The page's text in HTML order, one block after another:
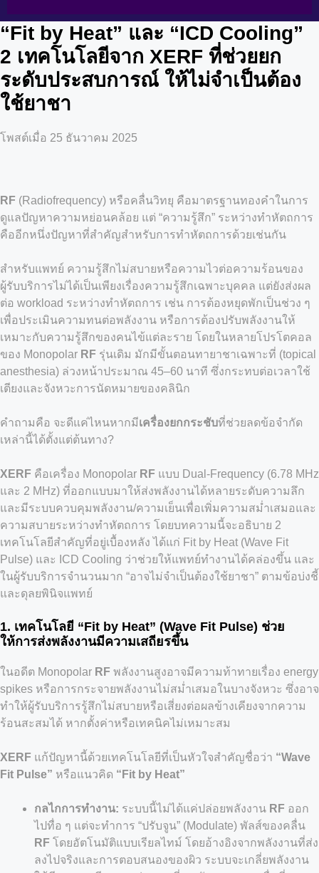
“Fit by Heat” และ “ICD Cooling”
2 เทคโนโลยีจาก XERF ที่ช่วยยก
ระดับประสบการณ์ ให้ไม่จำเป็นต้อง
ใช้ยาชา
โพสต์เมื่อ 25 ธันวาคม 2025
RF (Radiofrequency) หรือคลื่นวิทยุ คือมาตรฐานทองคำในการ
ดูแลปัญหาความหย่อนคล้อย แต่ “ความรู้สึก” ระหว่างทำหัตถการ
คืออีกหนึ่งปัญหาที่สำคัญสำหรับการทำหัตถการด้วยเช่นกัน
สำหรับแพทย์ ความรู้สึกไม่สบายหรือความไวต่อความร้อนของ
ผู้รับบริการไม่ได้เป็นเพียงเรื่องความรู้สึกเฉพาะบุคคล แต่ยังส่งผล
ต่อ workload ระหว่างทำหัตถการ เช่น การต้องหยุดพักเป็นช่วง ๆ
เพื่อประเมินความทนต่อพลังงาน หรือการต้องปรับพลังงานให้
เหมาะกับความรู้สึกของคนไข้แต่ละราย โดยในหลายโปรโตคอล
ของ Monopolar RF รุ่นเดิม มักมีขั้นตอนทายาชาเฉพาะที่ (topical
anesthesia) ล่วงหน้าประมาณ 45–60 นาที ซึ่งกระทบต่อเวลาใช้
เตียงและจังหวะการนัดหมายของคลินิก
คำถามคือ จะดีแค่ไหนหากมีเครื่องยกกระชับที่ช่วยลดข้อจำกัด
เหล่านี้ได้ตั้งแต่ต้นทาง?
XERF คือเครื่อง Monopolar RF แบบ Dual-Frequency (6.78 MHz
และ 2 MHz) ที่ออกแบบมาให้ส่งพลังงานได้หลายระดับความลึก
และมีระบบควบคุมพลังงาน/ความเย็นเพื่อเพิ่มความสม่ำเสมอและ
ความสบายระหว่างทำหัตถการ โดยบทความนี้จะอธิบาย 2
เทคโนโลยีสำคัญที่อยู่เบื้องหลัง ได้แก่ Fit by Heat (Wave Fit
Pulse) และ ICD Cooling ว่าช่วยให้แพทย์ทำงานได้คล่องขึ้น และ
ในผู้รับบริการจำนวนมาก “อาจไม่จำเป็นต้องใช้ยาชา” ตามข้อบ่งชี้
และดุลยพินิจแพทย์
1. เทคโนโลยี “Fit by Heat” (Wave Fit Pulse) ช่วย
ให้การส่งพลังงานมีความเสถียรขึ้น
ในอดีต Monopolar RF พลังงานสูงอาจมีความท้าทายเรื่อง energy
spikes หรือการกระจายพลังงานไม่สม่ำเสมอในบางจังหวะ ซึ่งอาจ
ทำให้ผู้รับบริการรู้สึกไม่สบายหรือเสี่ยงต่อผลข้างเคียงจากความ
ร้อนสะสมได้ หากตั้งค่าหรือเทคนิคไม่เหมาะสม
XERF แก้ปัญหานี้ด้วยเทคโนโลยีที่เป็นหัวใจสำคัญชื่อว่า “Wave
Fit Pulse” หรือแนวคิด “Fit by Heat”
กลไกการทำงาน: ระบบนี้ไม่ได้แค่ปล่อยพลังงาน RF ออก
ไปทื่อ ๆ แต่จะทำการ “ปรับจูน” (Modulate) พัลส์ของคลื่น
RF โดยอัตโนมัติแบบเรียลไทม์ โดยอ้างอิงจากพลังงานที่ส่ง
ลงไปจริงและการตอบสนองของผิว ระบบจะเกลี่ยพลังงาน